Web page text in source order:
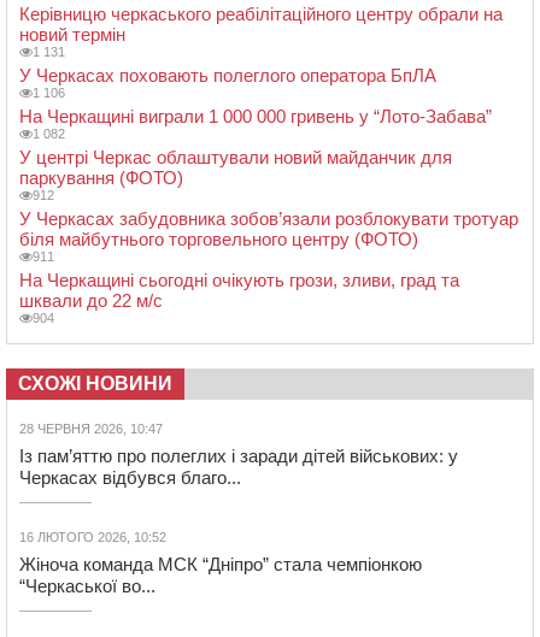
Керівницю черкаського реабілітаційного центру обрали на
новий термін
1 131
У Черкасах поховають полеглого оператора БпЛА
1 106
На Черкащині виграли 1 000 000 гривень у “Лото-Забава”
1 082
У центрі Черкас облаштували новий майданчик для
паркування (ФОТО)
912
У Черкасах забудовника зобов’язали розблокувати тротуар
біля майбутнього торговельного центру (ФОТО)
911
На Черкащині сьогодні очікують грози, зливи, град та
шквали до 22 м/с
904
СХОЖІ НОВИНИ
28 ЧЕРВНЯ 2026, 10:47
Із пам’яттю про полеглих і заради дітей військових: у
Черкасах відбувся благо...
16 ЛЮТОГО 2026, 10:52
Жіноча команда МСК “Дніпро” стала чемпіонкою
“Черкаської во...